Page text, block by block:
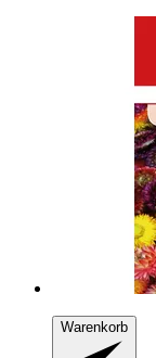
Warenkorb